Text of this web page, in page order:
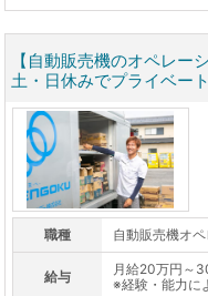
【自動販売機のオペレー
土・日休みでプライベー
職種 自動販売機オ
給与
月給20万円～
※経験・能力に